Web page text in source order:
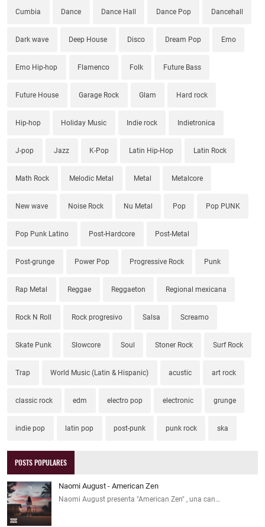
Cumbia Dance Dance Hall Dance Pop Dancehall
Dark wave Deep House Disco Dream Pop Emo
Emo Hip-hop Flamenco Folk Future Bass
Future House Garage Rock Glam Hard rock
Hip-hop Holiday Music Indie rock Indietronica
J-pop Jazz K-Pop Latin Hip-Hop Latin Rock
Math Rock Melodic Metal Metal Metalcore
New wave Noise Rock Nu Metal Pop Pop PUNK
Pop Punk Latino Post-Hardcore Post-Metal
Post-grunge Power Pop Progressive Rock Punk
Rap Metal Reggae Reggaeton Regional mexicana
Rock N Roll Rock progresivo Salsa Screamo
Skate Punk Slowcore Soul Stoner Rock Surf Rock
Trap World Music (Latin & Hispanic) acustic art rock
classic rock edm electro pop electronic grunge
indie pop latin pop post-punk punk rock ska
POSTS POPULARES
Naomi August - American Zen
Naomi August presenta "American Zen" , una can…